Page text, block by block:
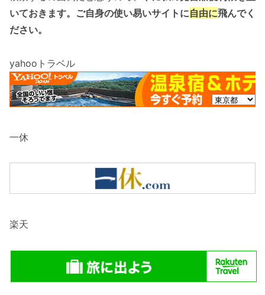
いておきます。ご自身の使い易いサイトに自由に飛んでく
ださい。
yahooトラベル
一休
楽天